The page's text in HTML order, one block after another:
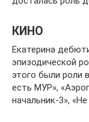
КИНО
Екатерина
эпизодической
этого были роли
есть МУР»,
начальник-3»,